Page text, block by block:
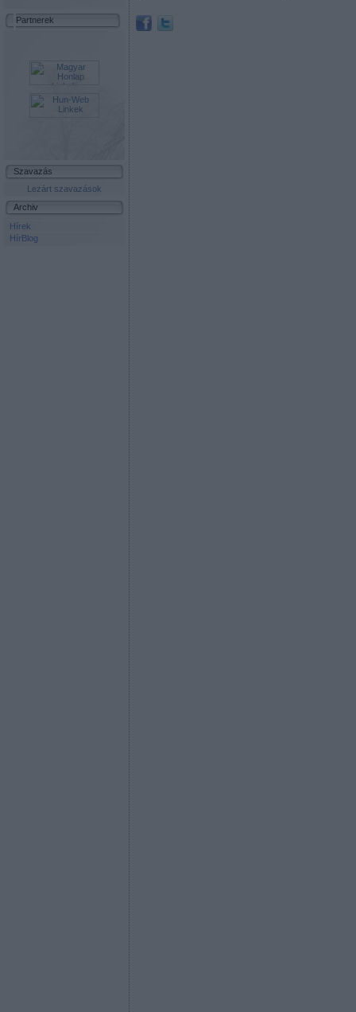
Partnerek
Szavazás
Lezárt szavazások
Archiv
Hírek
HírBlog